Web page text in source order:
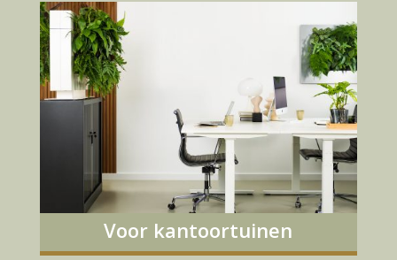
Voor kantoortuinen